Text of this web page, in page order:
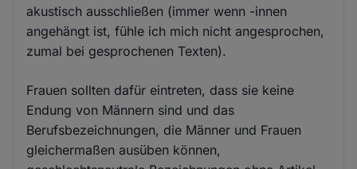
akustisch ausschließen (immer wenn -innen
angehängt ist, fühle ich mich nicht angesprochen,
zumal bei gesprochenen Texten).
Frauen sollten dafür eintreten, dass sie keine
Endung von Männern sind und das
Berufsbezeichnungen, die Männer und Frauen
gleichermaßen ausüben können,